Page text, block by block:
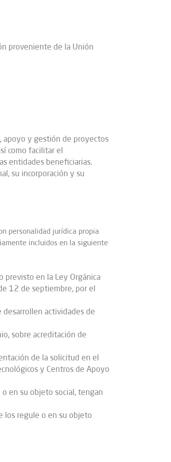
proveniente de la Unión
apoyo y gestión de proyectos
como facilitar el
entidades beneficiarias.
su incorporación y su
personalidad jurídica propia
incluidos en la siguiente
previsto en la Ley Orgánica
12 de septiembre, por el
desarrollen actividades de
sobre acreditación de
de la solicitud en el
y Centros de Apoyo
en su objeto social, tengan
los regule o en su objeto